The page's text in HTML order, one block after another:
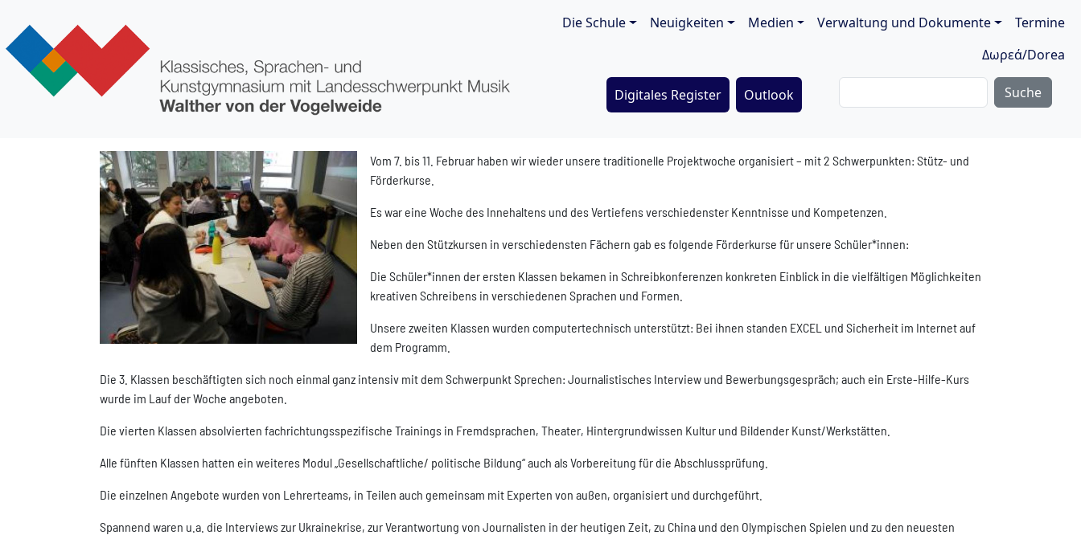
Main navigation
Die Schule Neuigkeiten Medien Verwaltung und Dokumente
Termine
Δωρεά/Dorea
Digitales Register Outlook
Bild
Vom 7. bis 11. Februar haben wir wieder unsere traditionelle Projektwoche organisiert – mit 2 Schwerpunkten: Stütz- und
Förderkurse.
Es war eine Woche des Innehaltens und des Vertiefens verschiedenster Kenntnisse und Kompetenzen.
Neben den Stützkursen in verschiedensten Fächern gab es folgende Förderkurse für unsere Schüler*innen:
Die Schüler*innen der ersten Klassen bekamen in Schreibkonferenzen konkreten Einblick in die vielfältigen Möglichkeiten
kreativen Schreibens in verschiedenen Sprachen und Formen.
Unsere zweiten Klassen wurden computertechnisch unterstützt: Bei ihnen standen EXCEL und Sicherheit im Internet auf
dem Programm.
Die 3. Klassen beschäftigten sich noch einmal ganz intensiv mit dem Schwerpunkt Sprechen: Journalistisches Interview und Bewerbungsgespräch; auch ein Erste-Hilfe-Kurs
wurde im Lauf der Woche angeboten.
Die vierten Klassen absolvierten fachrichtungsspezifische Trainings in Fremdsprachen, Theater, Hintergrundwissen Kultur und Bildender Kunst/Werkstätten.
Alle fünften Klassen hatten ein weiteres Modul „Gesellschaftliche/ politische Bildung“ auch als Vorbereitung für die Abschlussprüfung.
Die einzelnen Angebote wurden von Lehrerteams, in Teilen auch gemeinsam mit Experten von außen, organisiert und durchgeführt.
Spannend waren u.a. die Interviews zur Ukrainekrise, zur Verantwortung von Journalisten in der heutigen Zeit, zu China und den Olympischen Spielen und zu den neuesten